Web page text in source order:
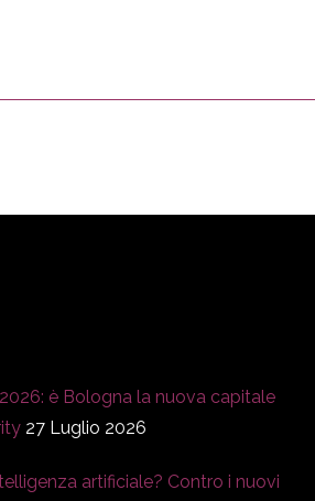
è Bologna la nuova capitale
27 Luglio 2026
artificiale? Contro i nuovi